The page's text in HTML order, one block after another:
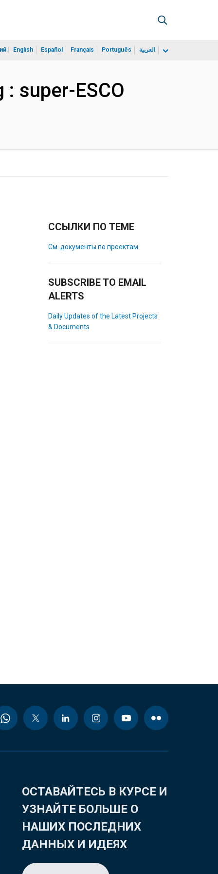
English Español Français Português العربية
super-ESCO
ССЫЛКИ ПО ТЕМЕ
См. документы по проектам
SUBSCRIBE TO EMAIL
ALERTS
Daily Updates of the Latest Projects
& Documents
ОСТАВАЙТЕСЬ В КУРСЕ И
УЗНАЙТЕ БОЛЬШЕ О
НАШИХ ПОСЛЕДНИХ
ДАННЫХ И ИДЕЯХ